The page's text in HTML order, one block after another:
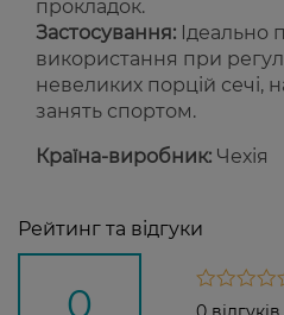
прокладок.
Застосування: Ідеально
використання при
невеликих порцій сечі,
занять спортом.
Країна-виробник: Чехія
Рейтинг та відгуки
0